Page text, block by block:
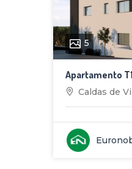
5
Apartamento T1
Caldas de